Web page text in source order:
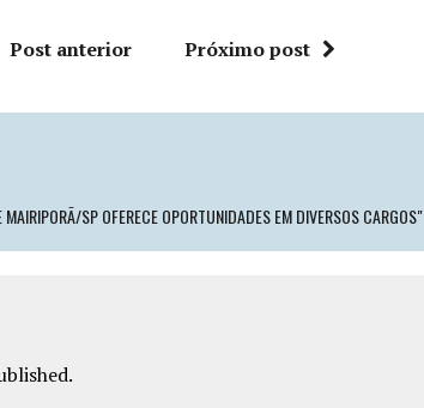
Post anterior Próximo post
SP OFERECE OPORTUNIDADES EM DIVERSOS CARGOS"